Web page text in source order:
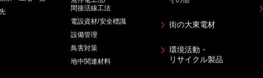
間接活線工法
電設資材/安全標識
設備管理
鳥害対策
地中関連材料
街の大東電材
環境活動・
リサイクル製品